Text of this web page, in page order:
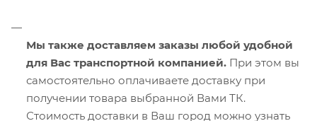
Мы также доставляем заказы любой удобной
для Вас транспортной компанией. При этом вы
самостоятельно оплачиваете доставку при
получении товара выбранной Вами ТК.
Стоимость доставки в Ваш город можно узнать